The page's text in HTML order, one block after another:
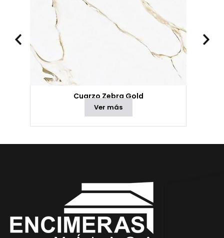
Cuarzo Zebra Gold
Ver más